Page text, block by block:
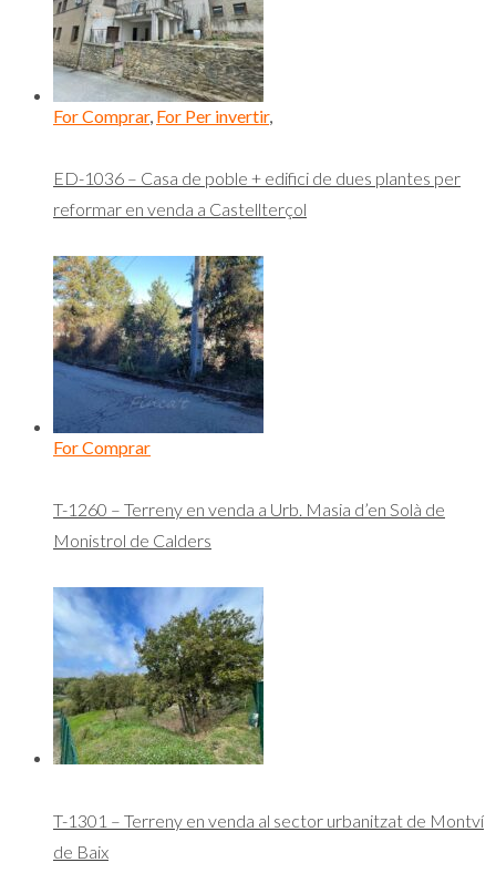
For Comprar, For Per invertir,
ED-1036 – Casa de poble + edifici de dues plantes per
reformar en venda a Castellterçol
For Comprar
T-1260 – Terreny en venda a Urb. Masia d’en Solà de
Monistrol de Calders
T-1301 – Terreny en venda al sector urbanitzat de Montví
de Baix